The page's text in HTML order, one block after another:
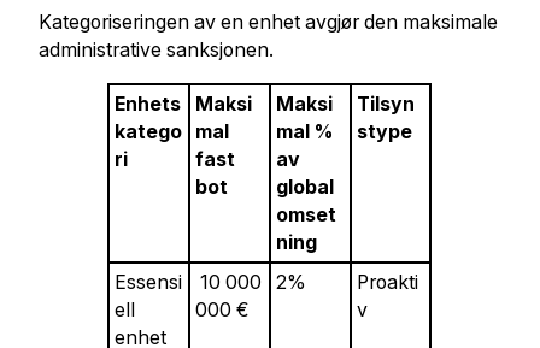
Kategoriseringen av en enhet avgjør den maksimale
administrative sanksjonen.
Enhets
katego
ri
Maksi
mal
fast
bot
Maksi
mal %
av
global
omset
ning
Tilsyn
stype
Essensi
ell
enhet
10 000
000 €
2%
Proakti
v